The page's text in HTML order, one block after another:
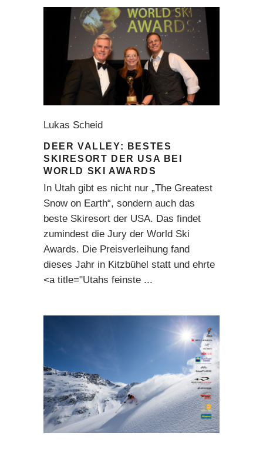
Lukas Scheid
DEER VALLEY: BESTES
SKIRESORT DER USA BEI
WORLD SKI AWARDS
In Utah gibt es nicht nur „The Greatest
Snow on Earth“, sondern auch das
beste Skiresort der USA. Das findet
zumindest die Jury der World Ski
Awards. Die Preisverleihung fand
dieses Jahr in Kitzbühel statt und ehrte
<a title="Utahs feinste